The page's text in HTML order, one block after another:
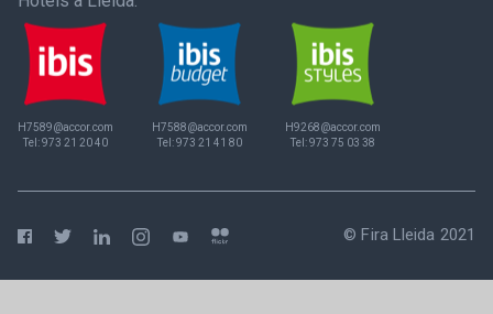
H7589@accor.com
Tel:973 21 20 40
H7588@accor.com
Tel:973 21 41 80
H9268@accor.com
Tel:973 75 03 38
© Fira Lleida 2021